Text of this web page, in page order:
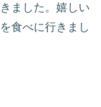
ました。嬉しい
食べに行きまし